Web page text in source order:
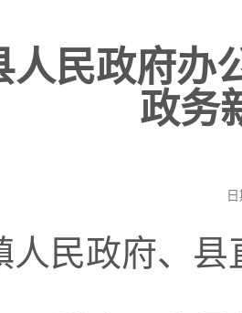
人民政府办
政务
人民政府、县